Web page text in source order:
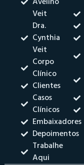
Veit
Dra.
Cynthia
Veit
Corpo
Clínico
Clientes
Casos
Clínicos
Embaixadores
Depoimentos
Trabalhe
Aqui